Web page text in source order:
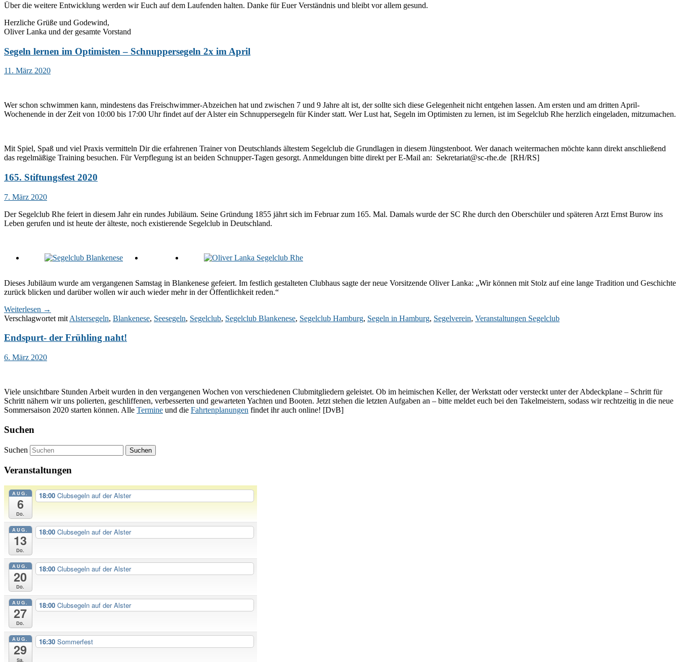
Über die weitere Entwicklung werden wir Euch auf dem Laufenden halten. Danke für Euer Verständnis und bleibt vor allem gesund.
Herzliche Grüße und Godewind,
Oliver Lanka und der gesamte Vorstand
Segeln lernen im Optimisten – Schnuppersegeln 2x im April
11. März 2020
Wer schon schwimmen kann, mindestens das Freischwimmer-Abzeichen hat und zwischen 7 und 9 Jahre alt ist, der sollte sich diese Gelegenheit nicht entgehen lassen. Am ersten und am dritten April-
Wochenende in der Zeit von 10:00 bis 17:00 Uhr findet auf der Alster ein Schnuppersegeln für Kinder statt. Wer Lust hat, Segeln im Optimisten zu lernen, ist im Segelclub Rhe herzlich eingeladen, mitzumachen.
Mit Spiel, Spaß und viel Praxis vermitteln Dir die erfahrenen Trainer von Deutschlands ältestem Segelclub die Grundlagen in diesem Jüngstenboot. Wer danach weitermachen möchte kann direkt anschließend
das regelmäßige Training besuchen. Für Verpflegung ist an beiden Schnupper-Tagen gesorgt. Anmeldungen bitte direkt per E-Mail an: Sekretariat@sc-rhe.de [RH/RS]
165. Stiftungsfest 2020
7. März 2020
Der Segelclub Rhe feiert in diesem Jahr ein rundes Jubiläum. Seine Gründung 1855 jährt sich im Februar zum 165. Mal. Damals wurde der SC Rhe durch den Oberschüler und späteren Arzt Ernst Burow ins
Leben gerufen und ist heute der älteste, noch existierende Segelclub in Deutschland.
Dieses Jubiläum wurde am vergangenen Samstag in Blankenese gefeiert. Im festlich gestalteten Clubhaus sagte der neue Vorsitzende Oliver Lanka: „Wir können mit Stolz auf eine lange Tradition und Geschichte
zurück blicken und darüber wollen wir auch wieder mehr in der Öffentlichkeit reden.“
Weiterlesen →
Verschlagwortet mit Alstersegeln, Blankenese, Seesegeln, Segelclub, Segelclub Blankenese, Segelclub Hamburg, Segeln in Hamburg, Segelverein, Veranstaltungen Segelclub
Endspurt- der Frühling naht!
6. März 2020
Viele unsichtbare Stunden Arbeit wurden in den vergangenen Wochen von verschiedenen Clubmitgliedern geleistet. Ob im heimischen Keller, der Werkstatt oder versteckt unter der Abdeckplane – Schritt für
Schritt nähern wir uns polierten, geschliffenen, verbesserten und gewarteten Yachten und Booten. Jetzt stehen die letzten Aufgaben an – bitte meldet euch bei den Takelmeistern, sodass wir rechtzeitig in die neue
Sommersaison 2020 starten können. Alle Termine und die Fahrtenplanungen findet ihr auch online! [DvB]
Suchen
Suchen
Veranstaltungen
AUG.
6
Do.
18:00 Clubsegeln auf der Alster
AUG.
13
Do.
18:00 Clubsegeln auf der Alster
AUG.
20
Do.
18:00 Clubsegeln auf der Alster
AUG.
27
Do.
18:00 Clubsegeln auf der Alster
AUG.
29
Sa.
16:30 Sommerfest